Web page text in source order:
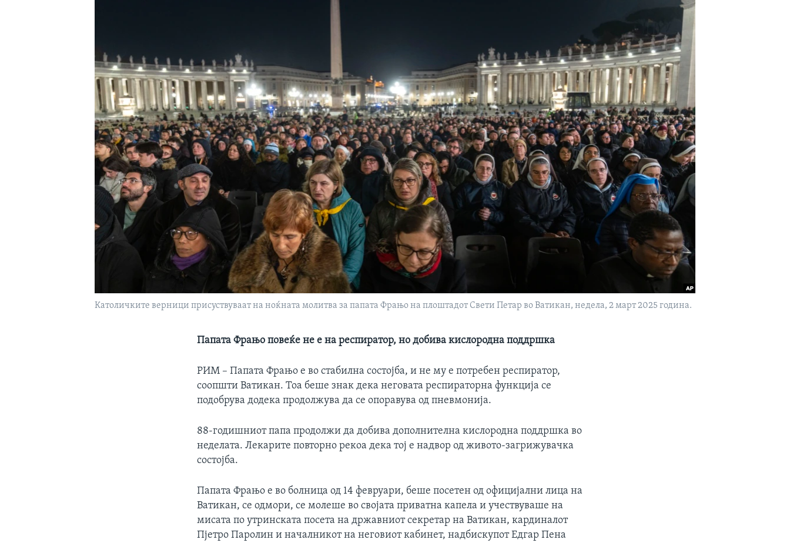
Католичките верници присуствуваат на ноќната молитва за папата Фрањо на плоштадот Свети Петар во Ватикан, недела, 2 март 2025 година.
Папата Фрањо повеќе не е на респиратор, но добива кислородна поддршка
РИМ – Папата Фрањо е во стабилна состојба, и не му е потребен респиратор,
соопшти Ватикан. Тоа беше знак дека неговата респираторна функција се
подобрува додека продолжува да се опоравува од пневмонија.
88-годишниот папа продолжи да добива дополнителна кислородна поддршка во
неделата. Лекарите повторно рекоа дека тој е надвор од живото-загрижувачка
состојба.
Папата Фрањо е во болница од 14 февруари, беше посетен од официјални лица на
Ватикан, се одмори, се молеше во својата приватна капела и учествуваше на
мисата по утринската посета на државниот секретар на Ватикан, кардиналот
Пјетро Паролин и началникот на неговиот кабинет, надбискупот Едгар Пена